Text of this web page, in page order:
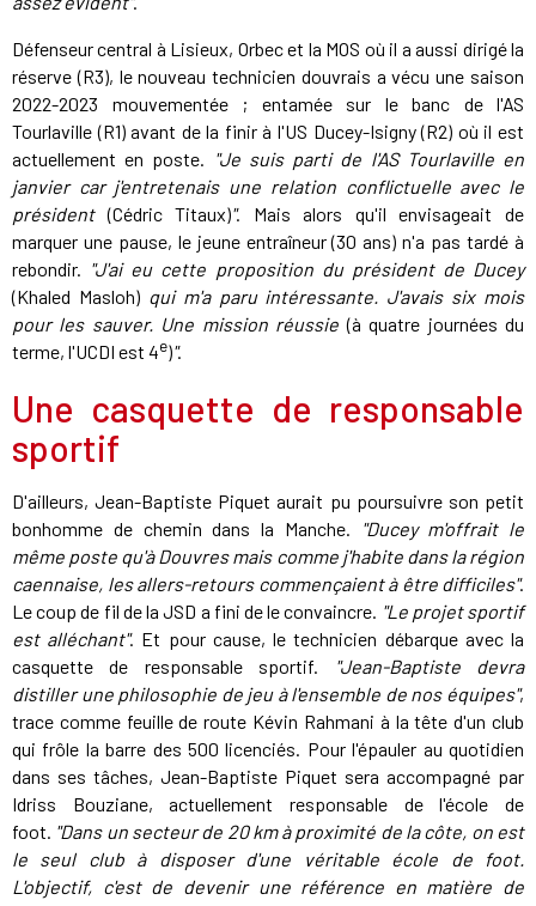
Défenseur central à Lisieux, Orbec et la MOS où il a aussi dirigé la
réserve (R3), le nouveau technicien douvrais a vécu une saison
2022-2023 mouvementée ; entamée sur le banc de l'AS
Tourlaville (R1) avant de la finir à l'US Ducey-Isigny (R2) où il est
actuellement en poste. "Je suis parti de l'AS Tourlaville en
janvier car j'entretenais une relation conflictuelle avec le
président(Cédric Titaux)". Mais alors qu'il envisageait de
marquer une pause, le jeune entraîneur (30 ans) n'a pas tardé à
rebondir. "J'ai eu cette proposition du président de Ducey
(Khaled Masloh)qui m'a paru intéressante. J'avais six mois
pour les sauver. Une mission réussie(à quatre journées du
terme, l'UCDI est 4e)".
Une casquette de responsable
sportif
D'ailleurs, Jean-Baptiste Piquet aurait pu poursuivre son petit
bonhomme de chemin dans la Manche.
"Ducey m'offrait le
même poste qu'à Douvres mais comme j'habite dans la région
caennaise, les allers-retours commençaient à être difficiles".
Le coup de fil de la JSD a fini de le convaincre. "Le projet sportif
est alléchant". Et pour cause, le technicien débarque avec la
casquette de responsable sportif.
"Jean-Baptiste devra
distiller une philosophie de jeu à l'ensemble de nos équipes",
trace comme feuille de route Kévin Rahmani à la tête d'un club
qui frôle la barre des 500 licenciés. Pour l'épauler au quotidien
dans ses tâches, Jean-Baptiste Piquet sera accompagné par
Idriss Bouziane, actuellement responsable de l'école de
foot. "Dans un secteur de 20 km à proximité de la côte, on est
le seul club à disposer d'une véritable école de foot.
L'objectif, c'est de devenir une référence en matière de